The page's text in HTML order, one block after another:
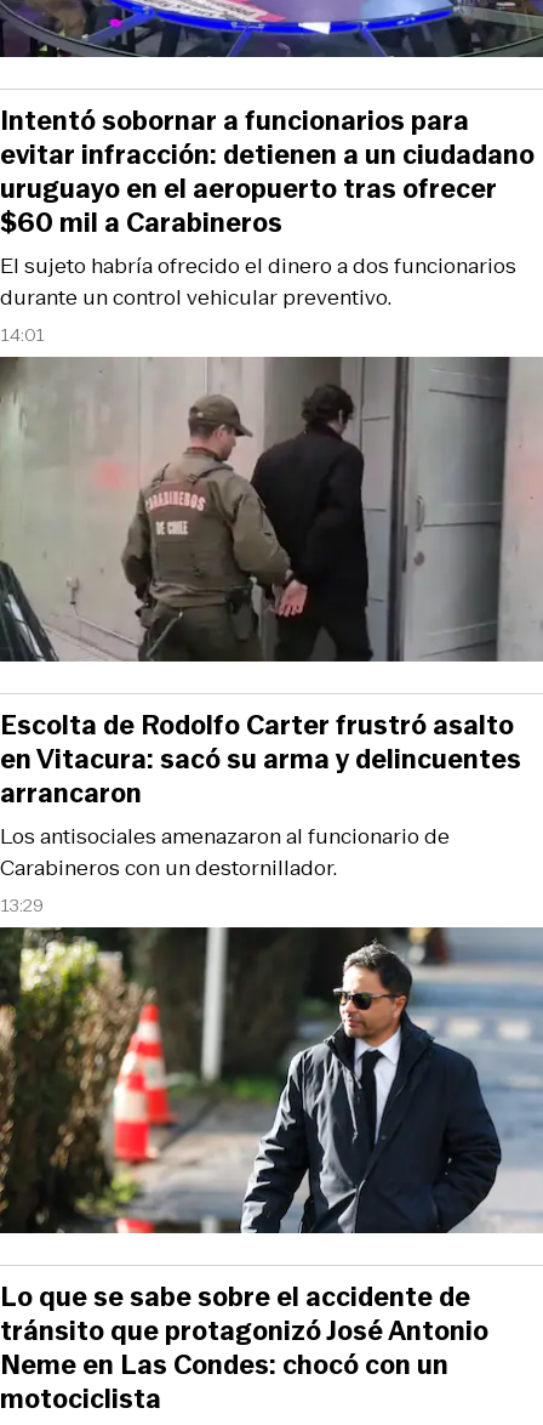
14:01
El sujeto habría ofrecido el dinero a dos funcionarios
durante un control vehicular preventivo.
Intentó sobornar a funcionarios para
evitar infracción: detienen a un ciudadano
uruguayo en el aeropuerto tras ofrecer
$60 mil a Carabineros
13:29
Los antisociales amenazaron al funcionario de
Carabineros con un destornillador.
Escolta de Rodolfo Carter frustró asalto
en Vitacura: sacó su arma y delincuentes
arrancaron
Lo que se sabe sobre el accidente de
tránsito que protagonizó José Antonio
Neme en Las Condes: chocó con un
motociclista